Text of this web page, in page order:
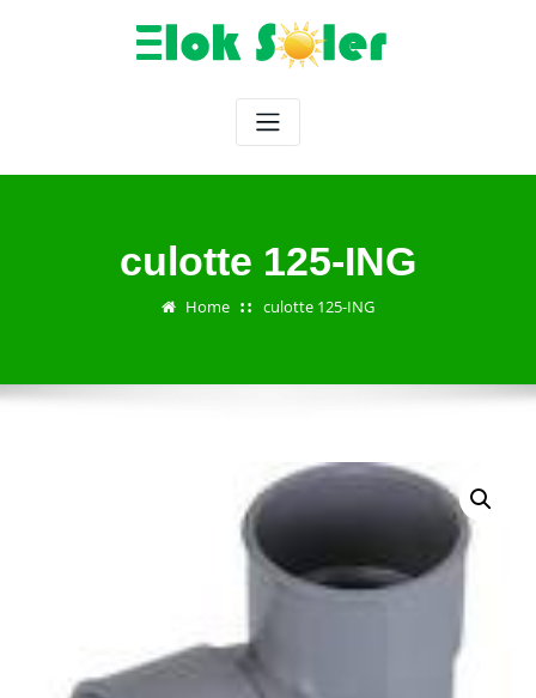
culotte 125-ING
Home culotte 125-ING